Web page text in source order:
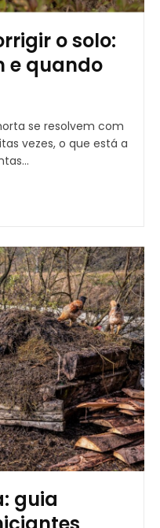
o solo:
e quando
se resolvem com
vezes, o que está a
guia